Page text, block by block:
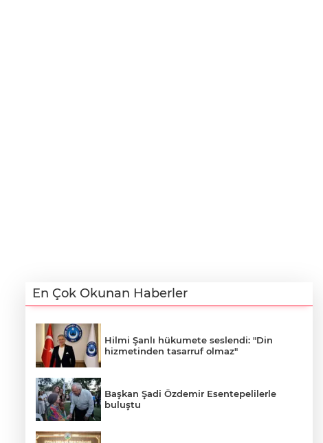
En Çok Okunan Haberler
Hilmi Şanlı hükumete seslendi: "Din
hizmetinden tasarruf olmaz"
Başkan Şadi Özdemir Esentepelilerle
buluştu